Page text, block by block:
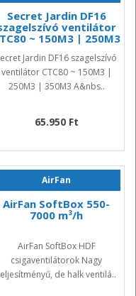
Secret Jardin DF16
ventilátor
~ 150M3 | 250M3
Jardin DF16 szagelszívó
ventilátor CTC80 ~ 150M3 |
250M3 | 350M3 A&nbs..
65.950 Ft
AirFan
AirFan SoftBox 550-
7000 m³/h
AirFan SoftBox HDF
csigaventilátorok Nagy
de halk ventilá..